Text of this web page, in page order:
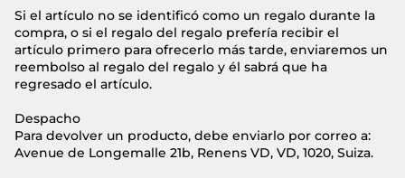
Si el artículo no se identificó como un regalo durante la
compra, o si el regalo del regalo prefería recibir el
artículo primero para ofrecerlo más tarde, enviaremos un
reembolso al regalo del regalo y él sabrá que ha
regresado el artículo.
Despacho
Para devolver un producto, debe enviarlo por correo a:
Avenue de Longemalle 21b, Renens VD, VD, 1020, Suiza.